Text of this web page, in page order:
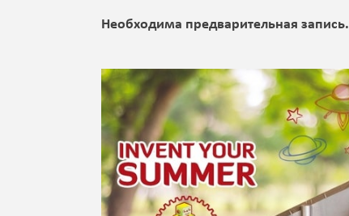
Необходима предварительная запись.